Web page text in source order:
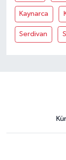
Kaynarca
Serdivan